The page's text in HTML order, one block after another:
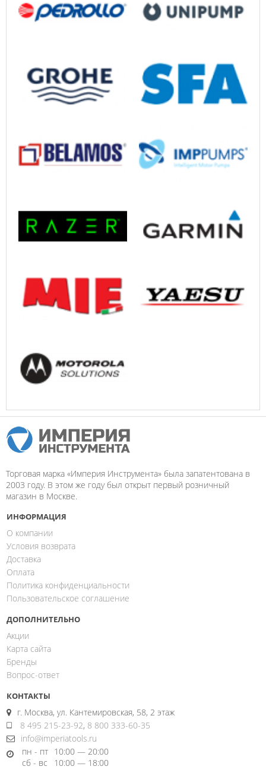
Торговая марка «Империя Инструмента» была запатентована в
2003 году. В этом же году был открыт первый розничный
магазин в Москве.
ИНФОРМАЦИЯ
О компании
Условия возврата
Доставка
Оплата
Политика конфиденциальности
Пользовательское соглашение
ДОПОЛНИТЕЛЬНО
Акции
Карта сайта
Бренды
Вопрос-ответ
КОНТАКТЫ
г. Москва, ул. Кантемировская, 58, 2 этаж
8 495 215-23-92, 8 800 333-60-35
info@imperiatools.ru
пн - пт 10:00 — 20:00
сб - вс
10:00 — 18:00